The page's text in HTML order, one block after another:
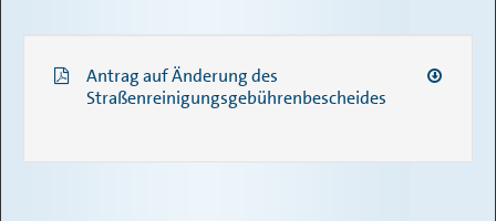
Antrag auf Änderung des
Straßenreinigungsgebührenbescheides